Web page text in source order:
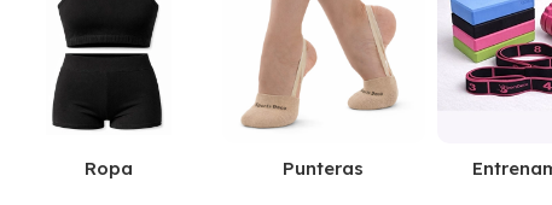
Ropa Punteras